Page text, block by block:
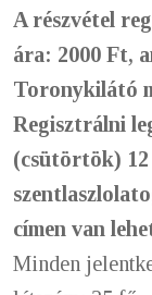
A részvétel
ára: 2000 Ft,
Toronykilátó
Regisztrálni
(csütörtök)
címen van
Minden